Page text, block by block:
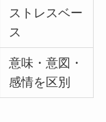
ストレスベー
ス
意味・意図・
感情を区別